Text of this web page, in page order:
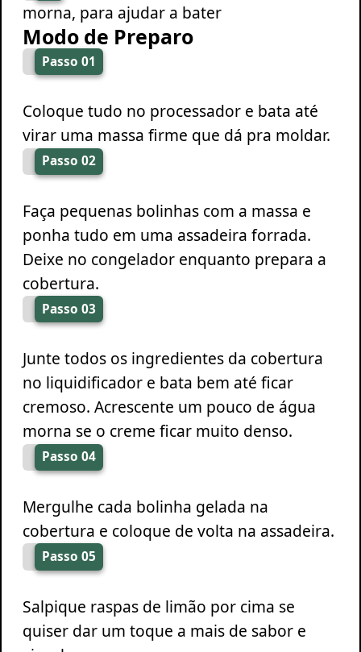
morna, para ajudar a bater
Modo de Preparo
Passo 01
Coloque tudo no processador e bata até
virar uma massa firme que dá pra moldar.
Passo 02
Faça pequenas bolinhas com a massa e
ponha tudo em uma assadeira forrada.
Deixe no congelador enquanto prepara a
cobertura.
Passo 03
Junte todos os ingredientes da cobertura
no liquidificador e bata bem até ficar
cremoso. Acrescente um pouco de água
morna se o creme ficar muito denso.
Passo 04
Mergulhe cada bolinha gelada na
cobertura e coloque de volta na assadeira.
Passo 05
Salpique raspas de limão por cima se
quiser dar um toque a mais de sabor e